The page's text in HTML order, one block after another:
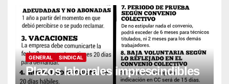
GENERAL SINDICAL
Plazos laborales imprescindibles